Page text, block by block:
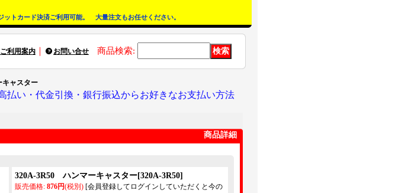
トカード決済ご利用可能。 大量注文もお任せください。
ご利用案内 ｜ お問い合せ 商品検索:
ャスター
払い・代金引換・銀行振込からお好きなお支払い方法
商品詳細
320A-3R50 ハンマーキャスター[320A-3R50]
販売価格: 876円(税別) [会員登録してログインしていただくと今の